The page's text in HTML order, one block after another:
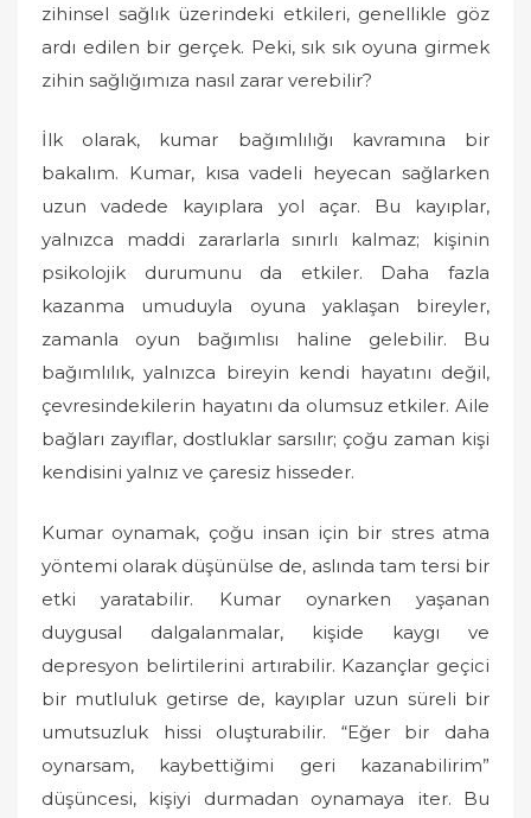
zihinsel sağlık üzerindeki etkileri, genellikle göz
ardı edilen bir gerçek. Peki, sık sık oyuna girmek
zihin sağlığımıza nasıl zarar verebilir?
İlk olarak, kumar bağımlılığı kavramına bir
bakalım. Kumar, kısa vadeli heyecan sağlarken
uzun vadede kayıplara yol açar. Bu kayıplar,
yalnızca maddi zararlarla sınırlı kalmaz; kişinin
psikolojik durumunu da etkiler. Daha fazla
kazanma umuduyla oyuna yaklaşan bireyler,
zamanla oyun bağımlısı haline gelebilir. Bu
bağımlılık, yalnızca bireyin kendi hayatını değil,
çevresindekilerin hayatını da olumsuz etkiler. Aile
bağları zayıflar, dostluklar sarsılır; çoğu zaman kişi
kendisini yalnız ve çaresiz hisseder.
Kumar oynamak, çoğu insan için bir stres atma
yöntemi olarak düşünülse de, aslında tam tersi bir
etki yaratabilir. Kumar oynarken yaşanan
duygusal dalgalanmalar, kişide kaygı ve
depresyon belirtilerini artırabilir. Kazançlar geçici
bir mutluluk getirse de, kayıplar uzun süreli bir
umutsuzluk hissi oluşturabilir. “Eğer bir daha
oynarsam, kaybettiğimi geri kazanabilirim”
düşüncesi, kişiyi durmadan oynamaya iter. Bu